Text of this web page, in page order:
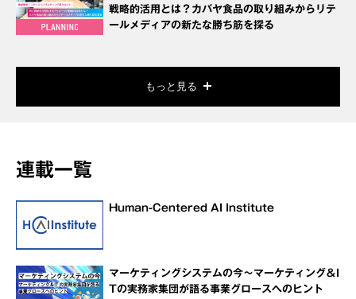
戦略的活用とは？カバヤ食品の取り組みからリテ
ールメディアの新たな勝ち筋を探る
もっと見る
連載一覧
Human-Centered AI Institute
マーケティングシステムの今～マーケティング＆I
Tの実務家集団が語る事業グロースへのヒント